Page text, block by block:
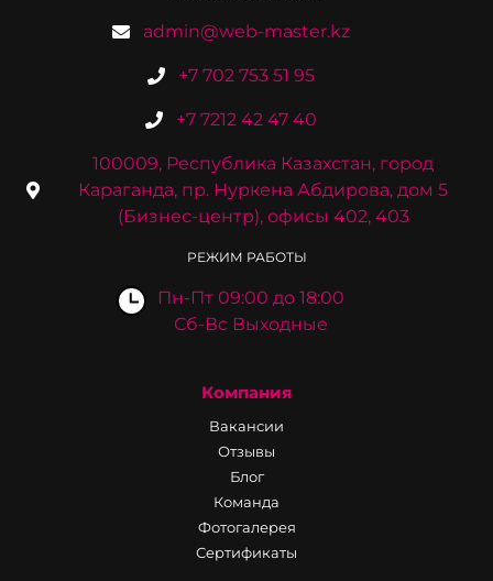
admin@web-master.kz
+7 702 753 51 95
+7 7212 42 47 40
100009, Республика Казахстан, город
Караганда, пр. Нуркена Абдирова, дом 5
(Бизнес-центр), офисы 402, 403
РЕЖИМ РАБОТЫ
Пн-Пт 09:00 до 18:00
Сб-Вс Выходные
Компания
Вакансии
Отзывы
Блог
Команда
Фотогалерея
Сертификаты